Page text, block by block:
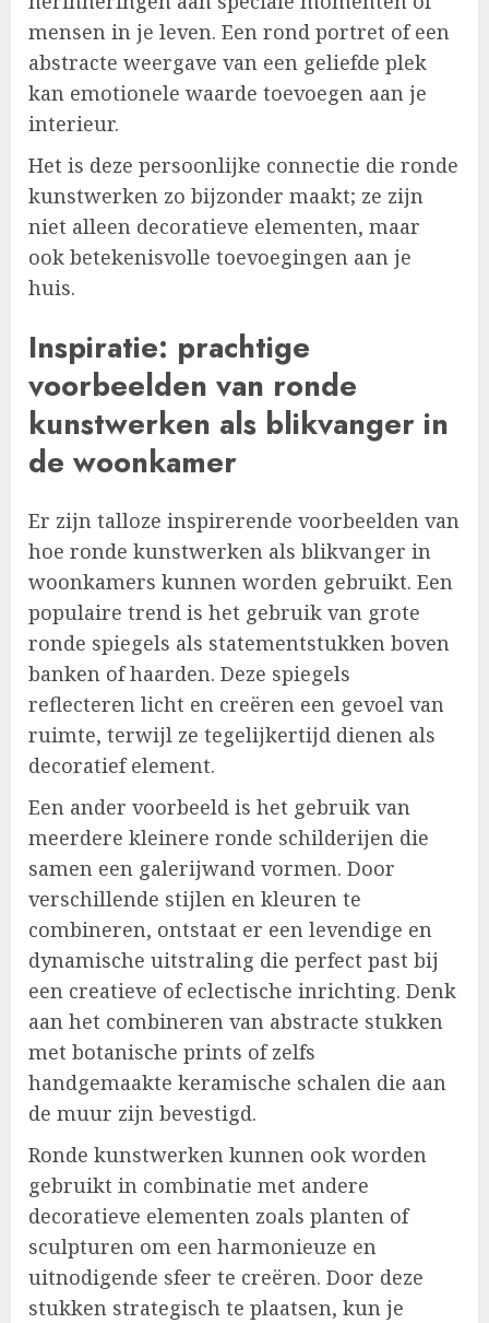
mensen in je leven. Een rond portret of een
abstracte weergave van een geliefde plek
kan emotionele waarde toevoegen aan je
interieur.
Het is deze persoonlijke connectie die ronde
kunstwerken zo bijzonder maakt; ze zijn
niet alleen decoratieve elementen, maar
ook betekenisvolle toevoegingen aan je
huis.
Inspiratie: prachtige
voorbeelden van ronde
kunstwerken als blikvanger in
de woonkamer
Er zijn talloze inspirerende voorbeelden van
hoe ronde kunstwerken als blikvanger in
woonkamers kunnen worden gebruikt. Een
populaire trend is het gebruik van grote
ronde spiegels als statementstukken boven
banken of haarden. Deze spiegels
reflecteren licht en creëren een gevoel van
ruimte, terwijl ze tegelijkertijd dienen als
decoratief element.
Een ander voorbeeld is het gebruik van
meerdere kleinere ronde schilderijen die
samen een galerijwand vormen. Door
verschillende stijlen en kleuren te
combineren, ontstaat er een levendige en
dynamische uitstraling die perfect past bij
een creatieve of eclectische inrichting. Denk
aan het combineren van abstracte stukken
met botanische prints of zelfs
handgemaakte keramische schalen die aan
de muur zijn bevestigd.
Ronde kunstwerken kunnen ook worden
gebruikt in combinatie met andere
decoratieve elementen zoals planten of
sculpturen om een harmonieuze en
uitnodigende sfeer te creëren. Door deze
stukken strategisch te plaatsen, kun je